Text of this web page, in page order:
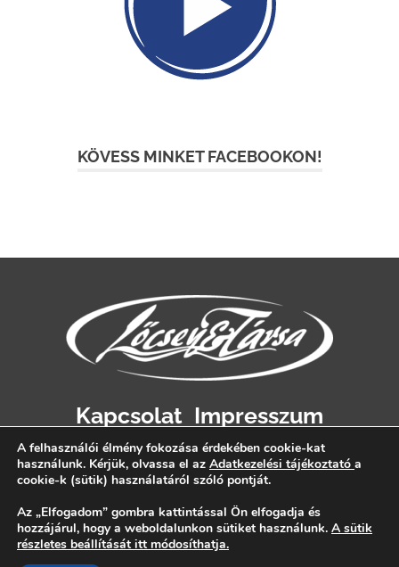
KÖVESS MINKET FACEBOOKON!
Kapcsolat Impresszum
Adatvédelem
A felhasználói élmény fokozása érdekében cookie-kat
használunk. Kérjük, olvassa el az Adatkezelési tájékoztató a
cookie-k (sütik) használatáról szóló pontját.
Az „Elfogadom” gombra kattintással Ön elfogadja és
hozzájárul, hogy a weboldalunkon sütiket használunk. A sütik
részletes beállítását itt módosíthatja.